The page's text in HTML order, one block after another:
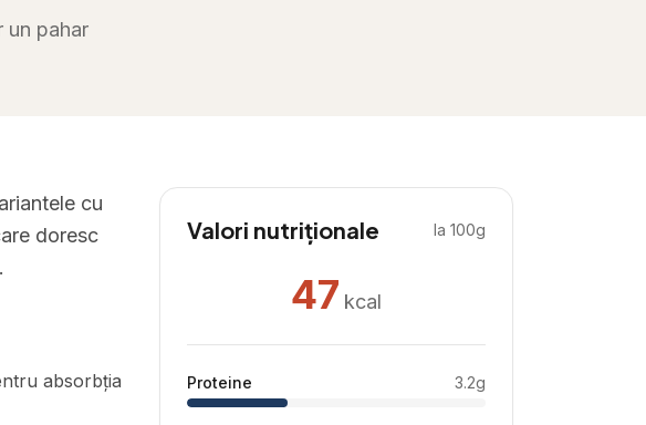
un pahar
cu
doresc
absorbția
Valori nutriționale la 100g
47 kcal
Proteine 3.2g